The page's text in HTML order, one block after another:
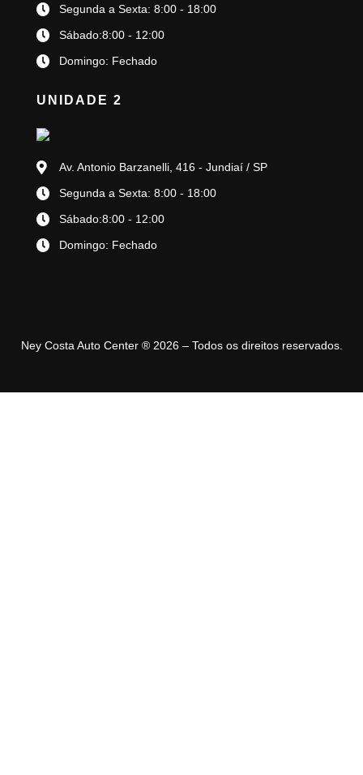
Segunda a Sexta: 8:00 - 18:00
Sábado:8:00 - 12:00
Domingo: Fechado
UNIDADE 2
Av. Antonio Barzanelli, 416 - Jundiaí / SP
Segunda a Sexta: 8:00 - 18:00
Sábado:8:00 - 12:00
Domingo: Fechado
Ney Costa Auto Center ® 2026 – Todos os direitos reservados.